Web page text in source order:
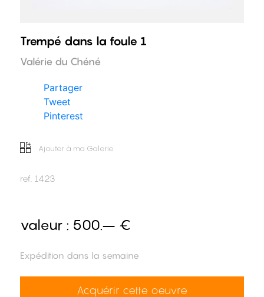
Trempé dans la foule 1
Valérie du Chéné
Partager
Tweet
Pinterest
Ajouter à ma Galerie
ref. 1423
valeur : 500.– €
Expédition dans la semaine
Acquérir cette oeuvre